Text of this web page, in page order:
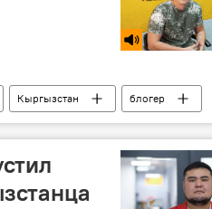
Кыргызстан
блогер